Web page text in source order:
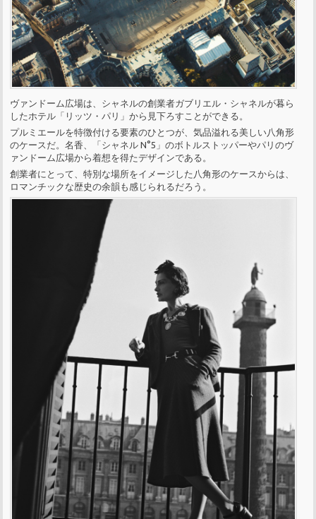
ヴァンドーム広場は、シャネルの創業者ガブリエル・シャネルが暮ら
したホテル「リッツ・パリ」から見下ろすことができる。
プルミエールを特徴付ける要素のひとつが、気品溢れる美しい八角形
のケースだ。名香、「シャネル N°5」のボトルストッパーやパリのヴ
ァンドーム広場から着想を得たデザインである。
創業者にとって、特別な場所をイメージした八角形のケースからは、
ロマンチックな歴史の余韻も感じられるだろう。